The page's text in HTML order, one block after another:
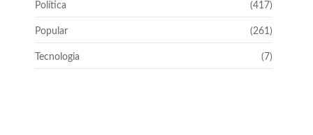
Política (417)
Popular (261)
Tecnologia (7)